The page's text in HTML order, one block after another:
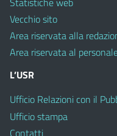
Vecchio sito
Area riservata alla
Area riservata al
L’USR
Ufficio Relazioni con il
Ufficio stampa
Contatti